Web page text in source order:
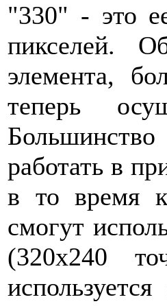
"330" - это
пикселей.
элемента,
теперь
работать в
в то время
смогут
(320х240